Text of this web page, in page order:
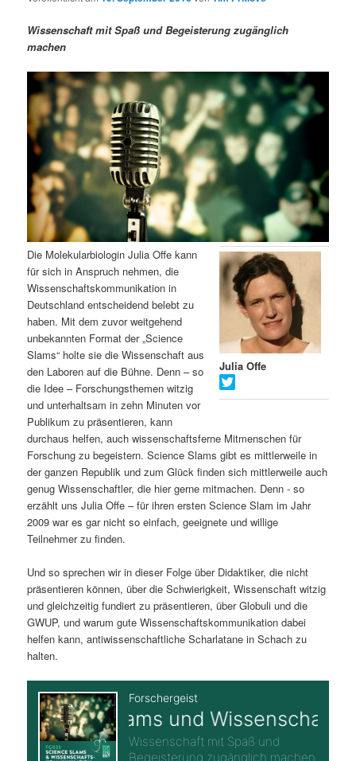
ä
r
e
I
n
h
a
l
t
s
p
r
i
n
g
e
n
n
d
ä
e
n
I
n
h
a
l
t
s
p
r
i
n
g
e
n
n
v
i
g
t
i
o
Wissenschaft mit Spaß und Begeisterung zugänglich
machen
Julia Offe
Die Molekularbiologin Julia Offe kann
für sich in Anspruch nehmen, die
Wissenschaftskommunikation in
Deutschland entscheidend belebt zu
haben. Mit dem zuvor weitgehend
unbekannten Format der „Science
Slams“ holte sie die Wissenschaft aus
den Laboren auf die Bühne. Denn – so
die Idee – Forschungsthemen witzig
und unterhaltsam in zehn Minuten vor
Publikum zu präsentieren, kann
durchaus helfen, auch wissenschaftsferne Mitmenschen für
Forschung zu begeistern. Science Slams gibt es mittlerweile in
der ganzen Republik und zum Glück finden sich mittlerweile auch
genug Wissenschaftler, die hier gerne mitmachen. Denn - so
erzählt uns Julia Offe – für ihren ersten Science Slam im Jahr
2009 war es gar nicht so einfach, geeignete und willige
Teilnehmer zu finden.
Und so sprechen wir in dieser Folge über Didaktiker, die nicht
präsentieren können, über die Schwierigkeit, Wissenschaft witzig
und gleichzeitig fundiert zu präsentieren, über Globuli und die
GWUP, und warum gute Wissenschaftskommunikation dabei
helfen kann, antiwissenschaftliche Scharlatane in Schach zu
halten.